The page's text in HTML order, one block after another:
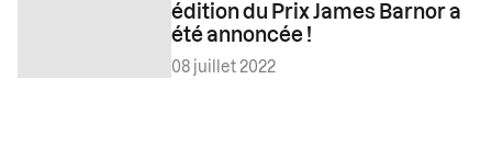
édition du Prix James Barnor a
été annoncée !
08 juillet 2022